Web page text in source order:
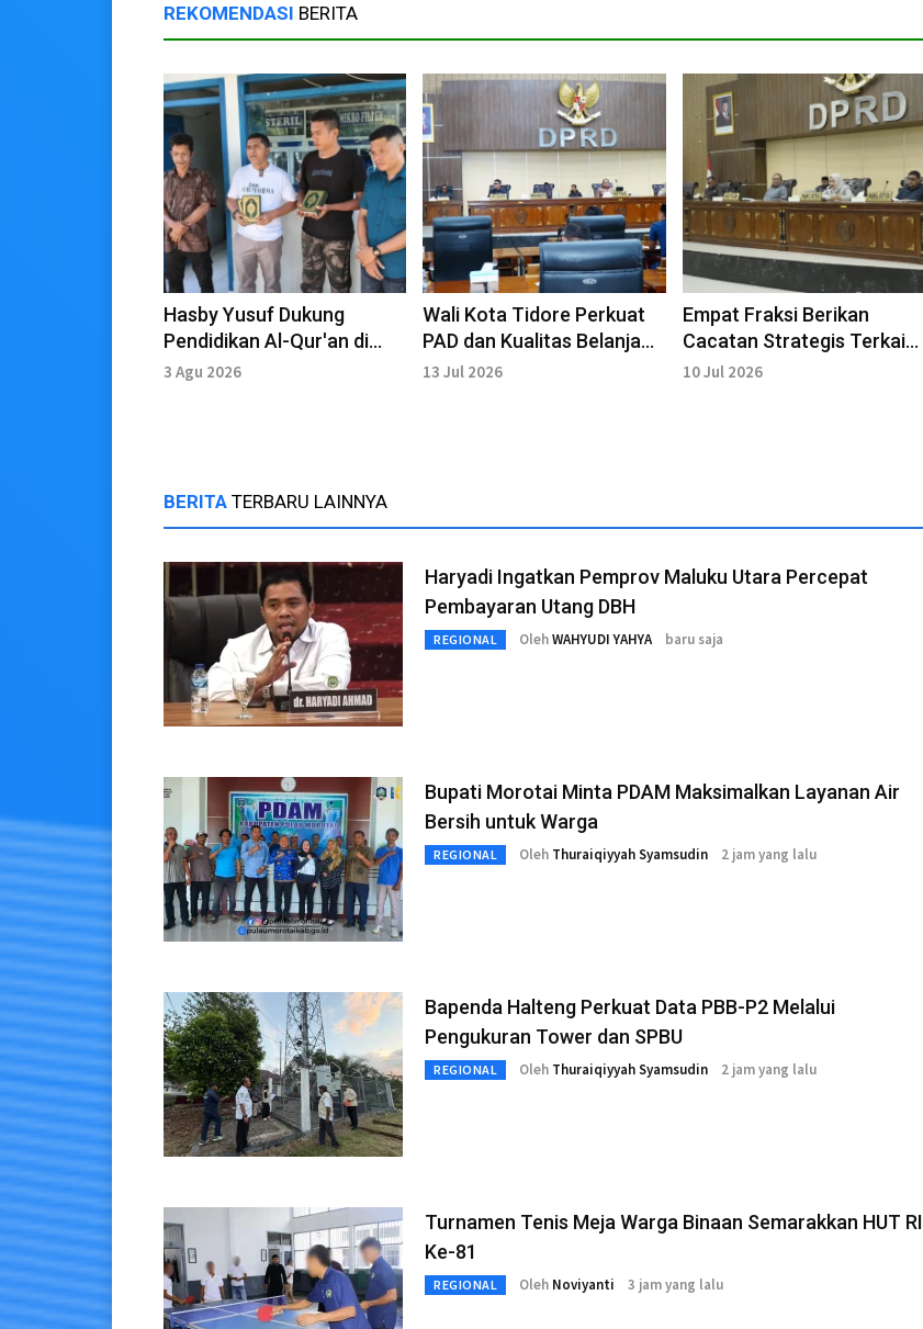
REKOMENDASI BERITA
Hasby Yusuf Dukung
Pendidikan Al-Qur'an di
Tidore lewat Bantuan
3 Agu 2026
Wali Kota Tidore Perkuat
PAD dan Kualitas Belanja
Daerah
13 Jul 2026
Empat Fraksi Berikan
Cacatan Strategis Terkait
LPP APBD Kota Tidore
10 Jul 2026
BERITA TERBARU LAINNYA
Haryadi Ingatkan Pemprov Maluku Utara Percepat
Pembayaran Utang DBH
REGIONAL OlehWAHYUDI YAHYA baru saja
Bupati Morotai Minta PDAM Maksimalkan Layanan Air
Bersih untuk Warga
REGIONAL Oleh Thuraiqiyyah Syamsudin 2 jam yang lalu
Bapenda Halteng Perkuat Data PBB-P2 Melalui
Pengukuran Tower dan SPBU
REGIONAL Oleh Thuraiqiyyah Syamsudin 2 jam yang lalu
Turnamen Tenis Meja Warga Binaan Semarakkan HUT RI
Ke-81
REGIONAL Oleh Noviyanti 3 jam yang lalu